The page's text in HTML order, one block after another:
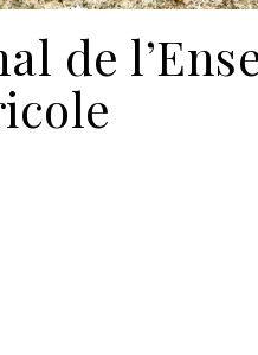
de